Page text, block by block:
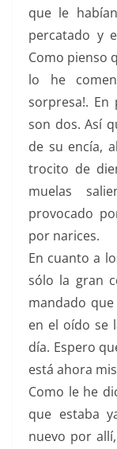
que le
percatado y
Como pienso
lo he
sorpresa!.
son dos. Así
de su encía,
trocito de
muelas
provocado
por narices.
En cuanto a
sólo la gran
mandado
en el oído se
día. Espero
está ahora
Como le he
que estaba
nuevo por